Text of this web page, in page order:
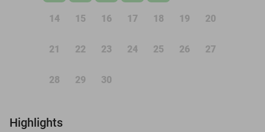
14 15 16 17 18 19 20
21 22 23 24 25 26 27
28 29 30
Highlights